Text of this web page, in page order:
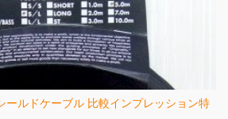
ールドケーブル 比較インプレッション特